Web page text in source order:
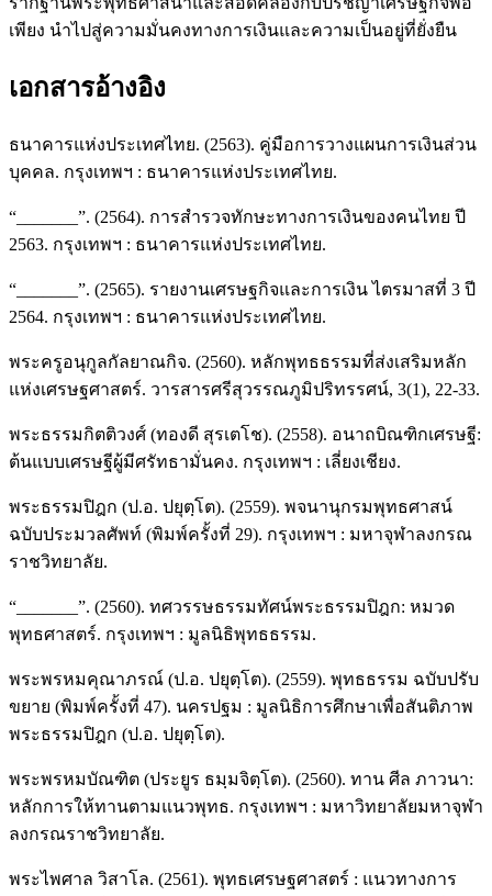
เพียง นำไปสู่ความมั่นคงทางการเงินและความเป็นอยู่ที่ยั่งยืน
เอกสารอ้างอิง
ธนาคารแห่งประเทศไทย. (2563). คู่มือการวางแผนการเงินส่วน
บุคคล. กรุงเทพฯ : ธนาคารแห่งประเทศไทย.
“_______”. (2564). การสำรวจทักษะทางการเงินของคนไทย ปี
2563. กรุงเทพฯ : ธนาคารแห่งประเทศไทย.
“_______”. (2565). รายงานเศรษฐกิจและการเงิน ไตรมาสที่ 3 ปี
2564. กรุงเทพฯ : ธนาคารแห่งประเทศไทย.
พระครูอนุกูลกัลยาณกิจ. (2560). หลักพุทธธรรมที่ส่งเสริมหลัก
แห่งเศรษฐศาสตร์. วารสารศรีสุวรรณภูมิปริทรรศน์, 3(1), 22-33.
พระธรรมกิตติวงศ์ (ทองดี สุรเตโช). (2558). อนาถบิณฑิกเศรษฐี:
ต้นแบบเศรษฐีผู้มีศรัทธามั่นคง. กรุงเทพฯ : เลี่ยงเชียง.
พระธรรมปิฎก (ป.อ. ปยุตฺโต). (2559). พจนานุกรมพุทธศาสน์
ฉบับประมวลศัพท์ (พิมพ์ครั้งที่ 29). กรุงเทพฯ : มหาจุฬาลงกรณ
ราชวิทยาลัย.
“_______”. (2560). ทศวรรษธรรมทัศน์พระธรรมปิฎก: หมวด
พุทธศาสตร์. กรุงเทพฯ : มูลนิธิพุทธธรรม.
พระพรหมคุณาภรณ์ (ป.อ. ปยุตฺโต). (2559). พุทธธรรม ฉบับปรับ
ขยาย (พิมพ์ครั้งที่ 47). นครปฐม : มูลนิธิการศึกษาเพื่อสันติภาพ
พระธรรมปิฎก (ป.อ. ปยุตฺโต).
พระพรหมบัณฑิต (ประยูร ธมฺมจิตฺโต). (2560). ทาน ศีล ภาวนา:
หลักการให้ทานตามแนวพุทธ. กรุงเทพฯ : มหาวิทยาลัยมหาจุฬา
ลงกรณราชวิทยาลัย.
พระไพศาล วิสาโล. (2561). พุทธเศรษฐศาสตร์ : แนวทางการ